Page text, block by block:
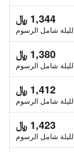
1,344 ﷼
شامل الرسوم
1,380 ﷼
شامل الرسوم
1,412 ﷼
شامل الرسوم
1,423 ﷼
شامل الرسوم